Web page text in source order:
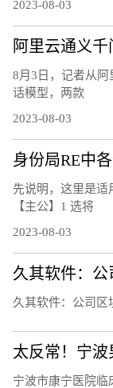
2023-08-03
8月3日，记者从
话模型，两款
2023-08-03
身份局RE中
先说明，这里是适
【主公】1 选将
2023-08-03
久其软件：公司区
宁波市康宁医院临